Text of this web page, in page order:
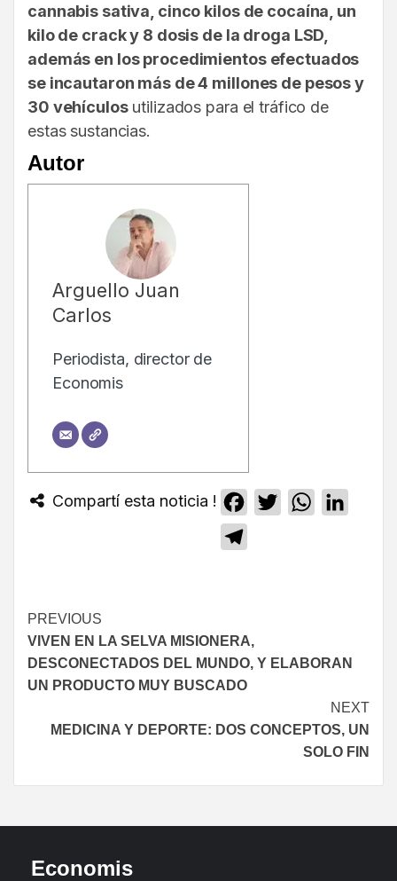
cannabis sativa, cinco kilos de cocaína, un
kilo de crack y 8 dosis de la droga LSD,
además en los procedimientos efectuados
se incautaron más de 4 millones de pesos y
30 vehículosutilizados para el tráfico de
estas sustancias.
Autor
Arguello Juan
Carlos
Periodista, director de
Economis
Compartí esta noticia ! Facebook
TwitterWhatsApp
PREVIOUS
VIVEN EN LA SELVA MISIONERA,
DESCONECTADOS DEL MUNDO, Y ELABORAN
UN PRODUCTO MUY BUSCADO
NEXT
MEDICINA Y DEPORTE: DOS CONCEPTOS, UN
SOLO FIN
Economis